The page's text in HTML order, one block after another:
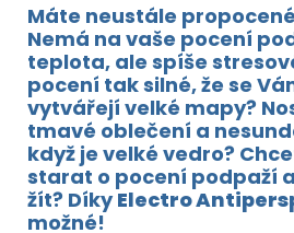
Máte neustále
Nemá na vaše pocení
teplota, ale spíše
pocení tak silné, že se
vytvářejí velké mapy?
tmavé oblečení a
když je velké vedro?
starat o pocení podpaží
žít? DíkyElectro
možné!